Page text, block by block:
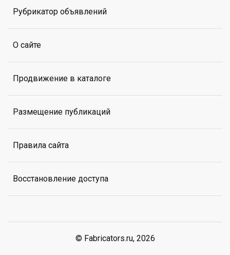
Рубрикатор объявлений
О сайте
Продвижение в каталоге
Размещение публикаций
Правила сайта
Восстановление доступа
© Fabricators.ru, 2026